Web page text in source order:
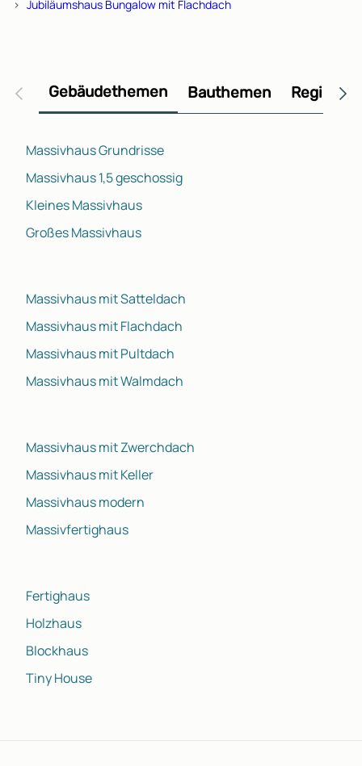
› Jubiläumshaus Bungalow mit Flachdach
Gebäudethemen Bauthemen
Massivhaus Grundrisse
Massivhaus 1,5 geschossig
Kleines Massivhaus
Großes Massivhaus
Massivhaus mit Satteldach
Massivhaus mit Flachdach
Massivhaus mit Pultdach
Massivhaus mit Walmdach
Massivhaus mit Zwerchdach
Massivhaus mit Keller
Massivhaus modern
Massivfertighaus
Fertighaus
Holzhaus
Blockhaus
Tiny House